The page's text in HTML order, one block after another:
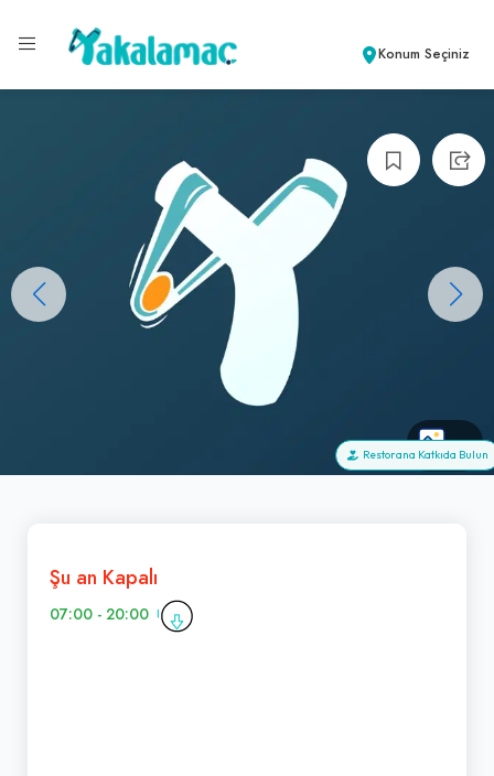
Konum Seçiniz
+1
Restorana Katkıda Bulun
Şu an Kapalı
07:00 - 20:00